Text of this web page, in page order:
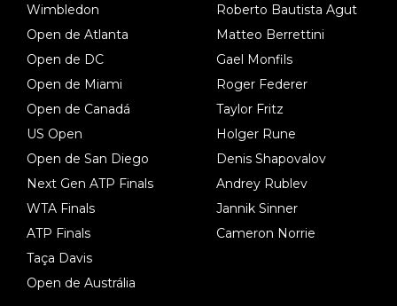
Wimbledon
Open de Atlanta
Open de DC
Open de Miami
Open de Canadá
US Open
Open de San Diego
Next Gen ATP Finals
WTA Finals
ATP Finals
Taça Davis
Open de Austrália
Roberto Bautista Agut
Matteo Berrettini
Gael Monfils
Roger Federer
Taylor Fritz
Holger Rune
Denis Shapovalov
Andrey Rublev
Jannik Sinner
Cameron Norrie